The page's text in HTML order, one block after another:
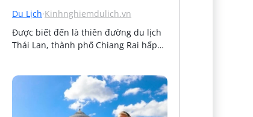
Du Lịch·Kinhnghiemdulich.vn
Được biết đến là thiên đường du lịch
Thái Lan, thành phố Chiang Rai hấp…